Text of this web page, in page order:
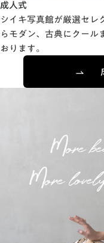
成人式
シイキ写真館が厳選セレ
らモダン、古典にクール
おります。